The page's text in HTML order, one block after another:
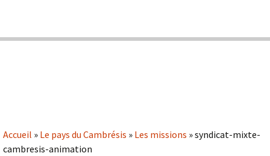
Accueil » Le pays du Cambrésis » Les missions »syndicat-mixte-
cambresis-animation